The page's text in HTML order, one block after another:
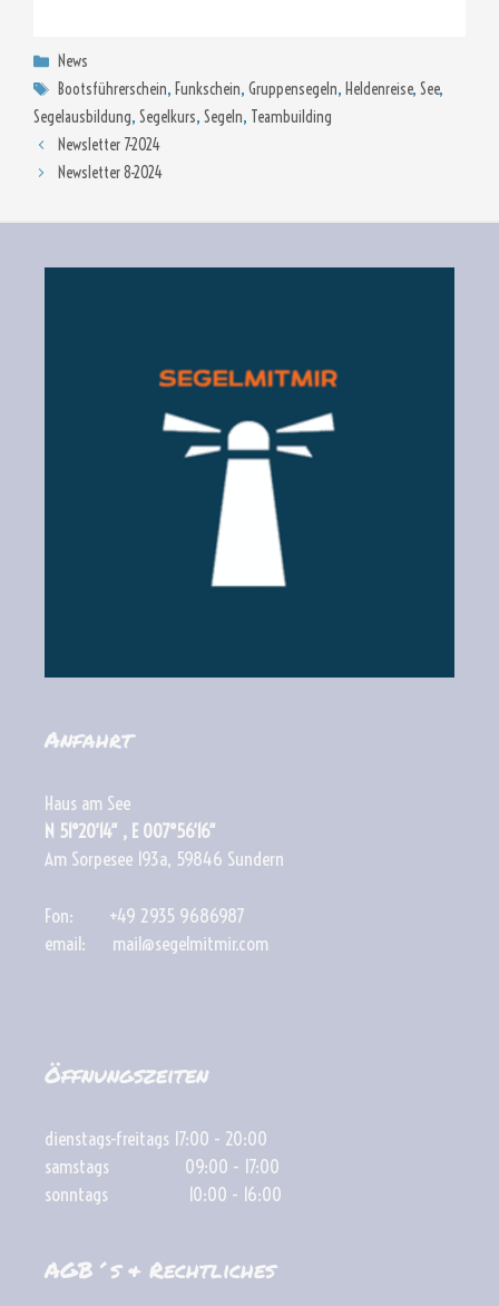
Kategorien
News
Schlagwörter
Bootsführerschein, Funkschein,Gruppensegeln, Heldenreise,See,
Segelausbildung, Segelkurs, Segeln, Teambuilding
Newsletter 7-2024
Newsletter 8-2024
Anfahrt
Haus am See
N 51°20′14″ , E 007°56′16″
Am Sorpesee 193a, 59846 Sundern
Fon: +49 2935 9686987
email: mail@segelmitmir.com
Öffnungszeiten
dienstags-freitags 17:00 - 20:00
samstags 09:00 - 17:00
sonntags 10:00 - 16:00
AGB´s & Rechtliches